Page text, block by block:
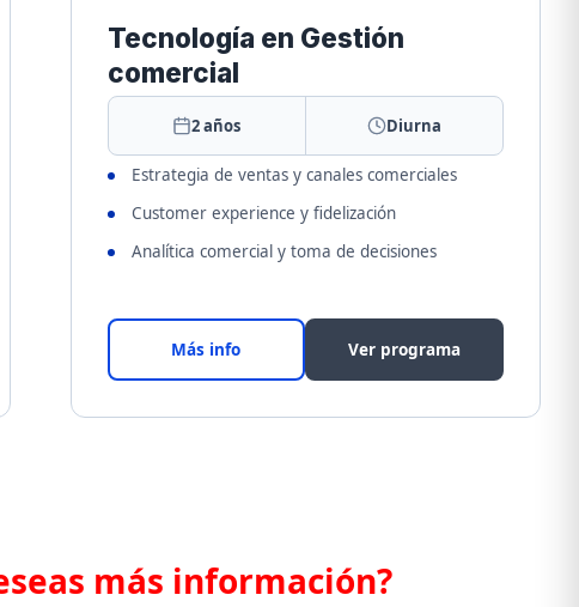
Tecnología en Gestión
comercial
2 años Diurna
Estrategia de ventas y canales comerciales
Customer experience y fidelización
Analítica comercial y toma de decisiones
Más info Ver programa
más información?